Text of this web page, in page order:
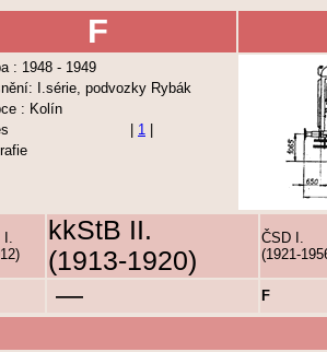
F
: 1948 - 1949
I.série, podvozky Rybák
: Kolín
1
I.
kkStB II.
(1913-1920)
ČSD I.
(1921-
— F